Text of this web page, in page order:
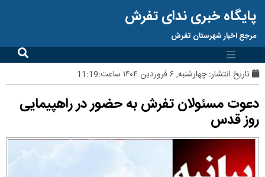
پایگاه خبری ندای تفرش
مرجع اخبار شهرستان تفرش
تاریخ انتشار:چهارشنبه, ۶ فروردین ۱۴۰۴ ساعت:11:19
دعوت مسئولان تفرش به حضور در راهپیمایی
روز قدس